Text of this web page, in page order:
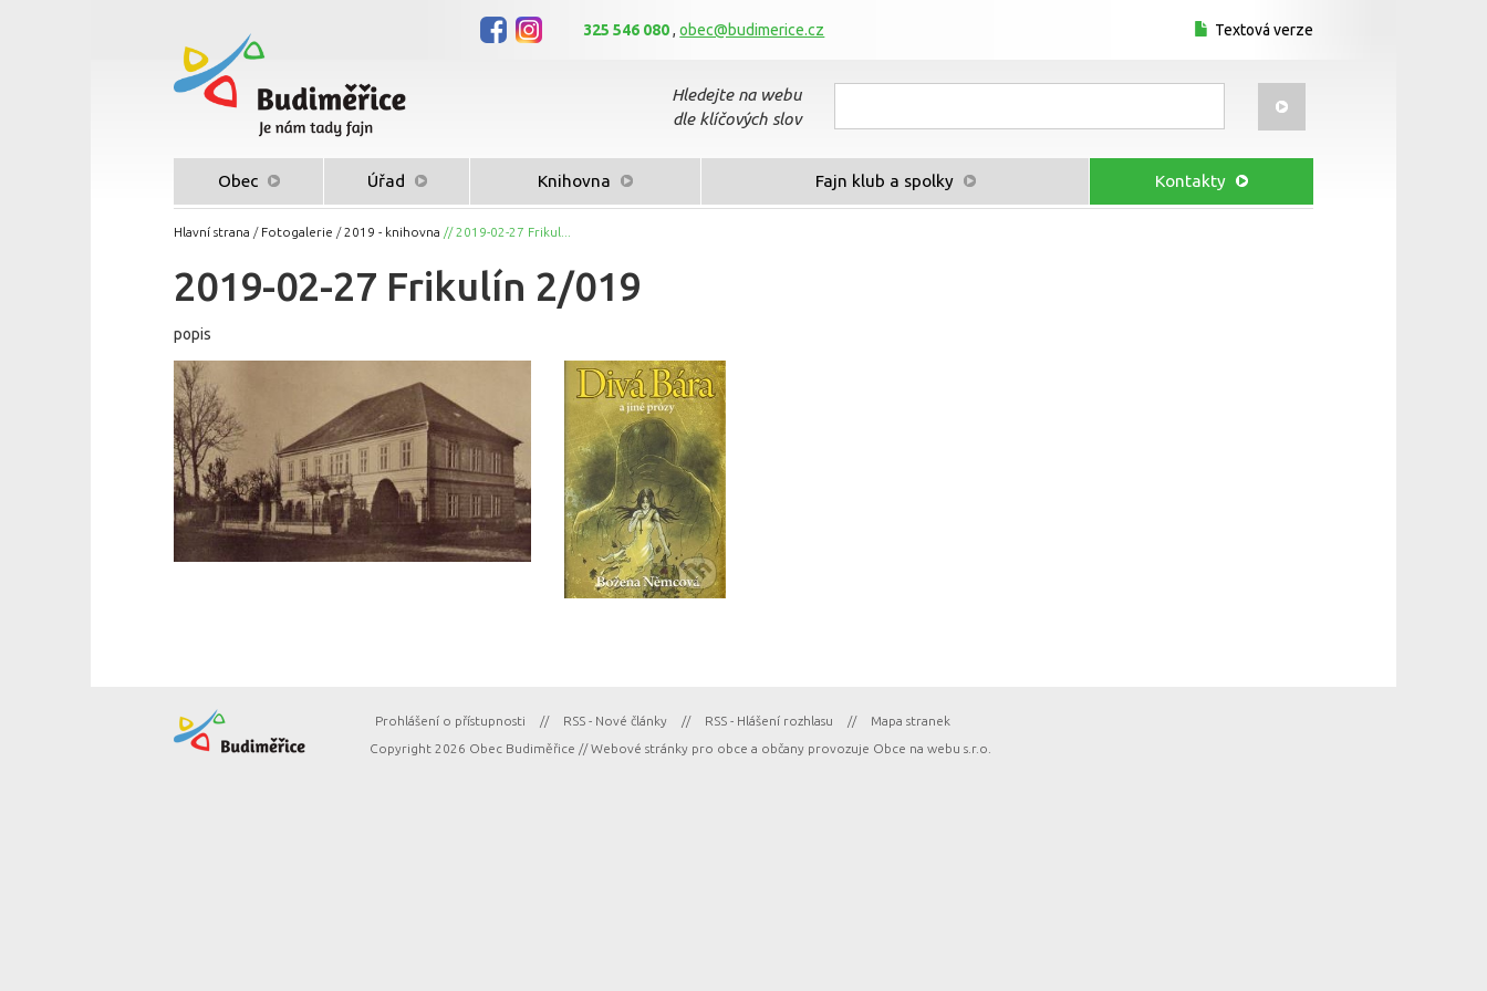
325 546 080,obec@budimerice.cz Textová verze
Hledejte na webu
dle klíčových slov
Obec Úřad Knihovna Fajn klub a spolky Kontakty
Hlavní strana / Fotogalerie /2019 - knihovna // 2019-02-27 Frikul...
2019-02-27 Frikulín 2/019
popis
Prohlášení o přístupnosti // RSS - Nové články // RSS - Hlášení rozhlasu //
Mapa stranek
Copyright 2026 Obec Budiměřice // Webové stránky pro obce a občany provozuje Obce na webu s.r.o.